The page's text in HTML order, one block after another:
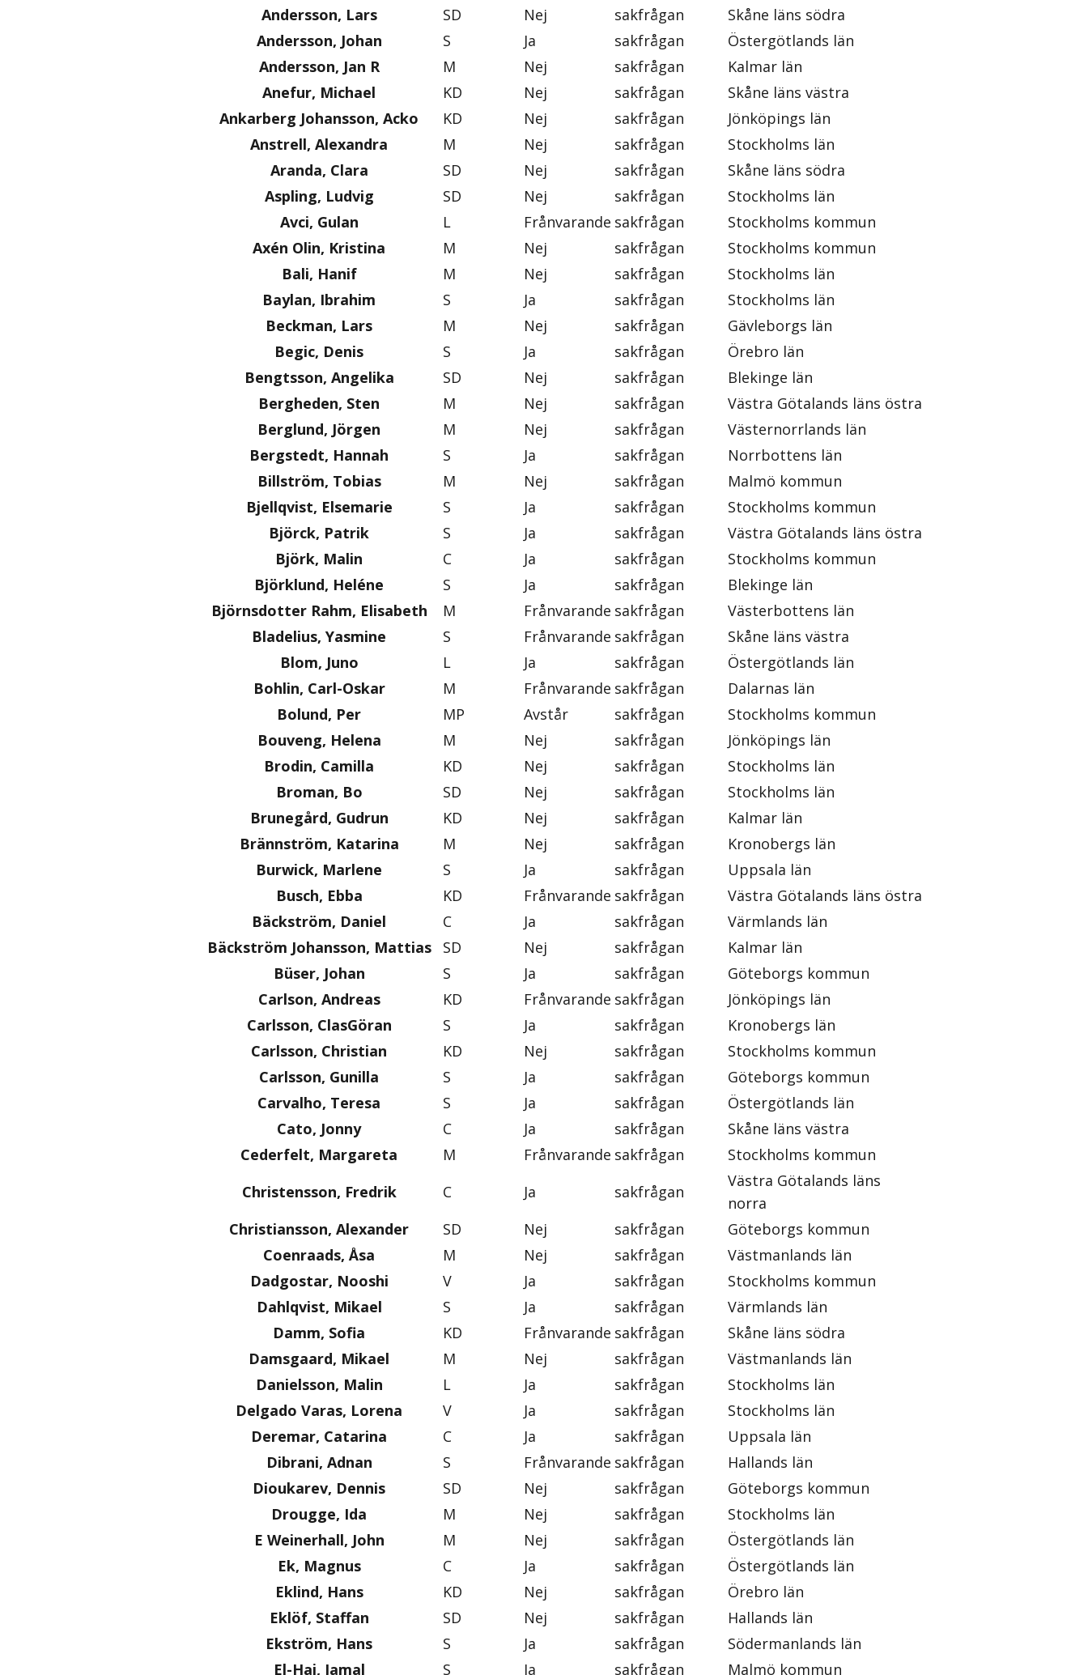
Andersson, Lars
SD Nej sakfrågan
Skåne läns södra
Andersson, Johan
S Ja sakfrågan
Östergötlands län
Andersson, Jan R
M Nej sakfrågan
Kalmar län
Anefur, Michael
KD Nej sakfrågan
Skåne läns västra
Ankarberg Johansson, Acko
KD Nej sakfrågan
Jönköpings län
Anstrell, Alexandra
M Nej sakfrågan
Stockholms län
Aranda, Clara
SD Nej sakfrågan
Skåne läns södra
Aspling, Ludvig
SD Nej sakfrågan
Stockholms län
Avci, Gulan
L Frånvarande sakfrågan
Stockholms kommun
Axén Olin, Kristina
M Nej sakfrågan
Stockholms kommun
Bali, Hanif
M Nej sakfrågan
Stockholms län
Baylan, Ibrahim
S Ja sakfrågan
Stockholms län
Beckman, Lars
M Nej sakfrågan
Gävleborgs län
Begic, Denis
S Ja sakfrågan
Örebro län
Bengtsson, Angelika
SD Nej sakfrågan
Blekinge län
Bergheden, Sten
M Nej sakfrågan
Västra Götalands läns östra
Berglund, Jörgen
M Nej sakfrågan
Västernorrlands län
Bergstedt, Hannah
S Ja sakfrågan
Norrbottens län
Billström, Tobias
M Nej sakfrågan
Malmö kommun
Bjellqvist, Elsemarie
S Ja sakfrågan
Stockholms kommun
Björck, Patrik
S Ja sakfrågan
Västra Götalands läns östra
Björk, Malin
C Ja sakfrågan
Stockholms kommun
Björklund, Heléne
S Ja sakfrågan
Blekinge län
Björnsdotter Rahm, Elisabeth
M Frånvarande sakfrågan
Västerbottens län
Bladelius, Yasmine
S Frånvarande sakfrågan
Skåne läns västra
Blom, Juno
L Ja sakfrågan
Östergötlands län
Bohlin, Carl-Oskar
M Frånvarande sakfrågan
Dalarnas län
Bolund, Per
MP Avstår sakfrågan
Stockholms kommun
Bouveng, Helena
M Nej sakfrågan
Jönköpings län
Brodin, Camilla
KD Nej sakfrågan
Stockholms län
Broman, Bo
SD Nej sakfrågan
Stockholms län
Brunegård, Gudrun
KD Nej sakfrågan
Kalmar län
Brännström, Katarina
M Nej sakfrågan
Kronobergs län
Burwick, Marlene
S Ja sakfrågan
Uppsala län
Busch, Ebba
KD Frånvarande sakfrågan
Västra Götalands läns östra
Bäckström, Daniel
C Ja sakfrågan
Värmlands län
Bäckström Johansson, Mattias
SD Nej sakfrågan
Kalmar län
Büser, Johan
S Ja sakfrågan
Göteborgs kommun
Carlson, Andreas
KD Frånvarande sakfrågan
Jönköpings län
Carlsson, ClasGöran
S Ja sakfrågan
Kronobergs län
Carlsson, Christian
KD Nej sakfrågan
Stockholms kommun
Carlsson, Gunilla
S Ja sakfrågan
Göteborgs kommun
Carvalho, Teresa
S Ja sakfrågan
Östergötlands län
Cato, Jonny
C Ja sakfrågan
Skåne läns västra
Cederfelt, Margareta
M Frånvarande sakfrågan
Stockholms kommun
Christensson, Fredrik
C Ja sakfrågan
Västra Götalands läns
norra
Christiansson, Alexander
SD Nej sakfrågan
Göteborgs kommun
Coenraads, Åsa
M Nej sakfrågan
Västmanlands län
Dadgostar, Nooshi
V Ja sakfrågan
Stockholms kommun
Dahlqvist, Mikael
S Ja sakfrågan
Värmlands län
Damm, Sofia
KD Frånvarande sakfrågan
Skåne läns södra
Damsgaard, Mikael
M Nej sakfrågan
Västmanlands län
Danielsson, Malin
L Ja sakfrågan
Stockholms län
Delgado Varas, Lorena
V Ja sakfrågan
Stockholms län
Deremar, Catarina
C Ja sakfrågan
Uppsala län
Dibrani, Adnan
S Frånvarande sakfrågan
Hallands län
Dioukarev, Dennis
SD Nej sakfrågan
Göteborgs kommun
Drougge, Ida
M Nej sakfrågan
Stockholms län
E Weinerhall, John
M Nej sakfrågan
Östergötlands län
Ek, Magnus
C Ja sakfrågan
Östergötlands län
Eklind, Hans
KD Nej sakfrågan
Örebro län
Eklöf, Staffan
SD Nej sakfrågan
Hallands län
Ekström, Hans
S Ja sakfrågan
Södermanlands län
El-Haj, Jamal
S Ja sakfrågan Malmö kommun